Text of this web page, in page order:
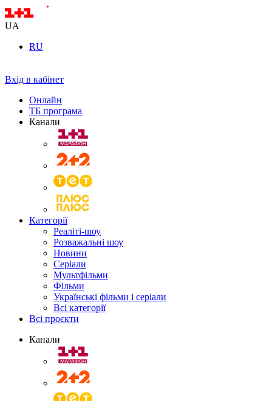
UA
RU
Вхід в кабінет
Онлайн
ТБ програма
Канали
Категорії
Реаліті-шоу
Розважальні шоу
Новини
Серіали
Мультфільми
Фільми
Українські фільми і серіали
Всі категорії
Всі проєкти
Канали